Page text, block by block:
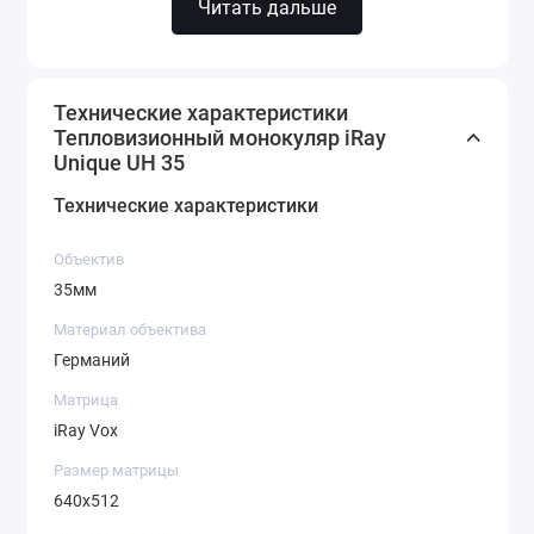
35мм объектив из
германия
лучей на тепловизионную матрицу
линза объектива Unique
изготовлена из очищенного
германия. Получайте максимум
Читать дальше
Технические характеристики
Тепловизионный монокуляр iRay
Unique UH 35
Технические характеристики
Объектив
35мм
Материал объектива
Германий
Матрица
iRay Vox
Размер матрицы
640x512